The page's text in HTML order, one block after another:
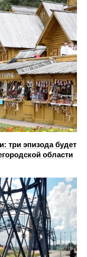
три эпизода будет
области